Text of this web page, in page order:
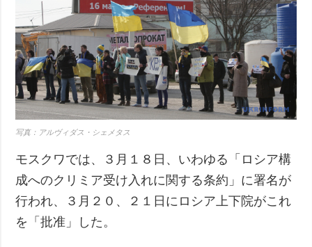
写真：アルヴィダス・シェメタス
モスクワでは、３月１８日、いわゆる「ロシア構
成へのクリミア受け入れに関する条約」に署名が
行われ、３月２０、２１日にロシア上下院がこれ
を「批准」した。